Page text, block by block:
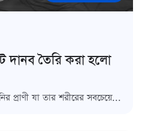
দানব তৈরি করা হলো
প্রাণী যা তার শরীরের সবচেয়ে...